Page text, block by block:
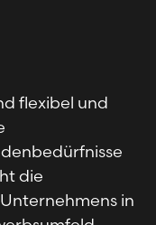
flexibel und
die
in